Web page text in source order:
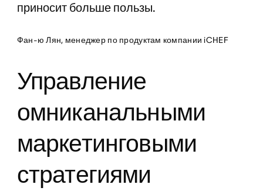
приносит больше пользы.
Фан-ю Лян, менеджер по продуктам компании iCHEF
Управление
омниканальными
маркетинговыми
стратегиями